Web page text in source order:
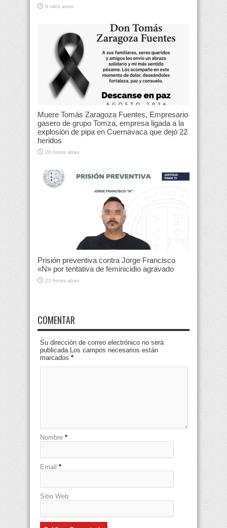
9 mins atras
Muere Tomás Zaragoza Fuentes, Empresario
gasero de grupo Tomza, empresa ligada a la
explosión de pipa en Cuernavaca que dejó 22
heridos
20 horas atras
Prisión preventiva contra Jorge Francisco
«N» por tentativa de feminicidio agravado
21 horas atras
COMENTAR
Su dirección de correo electrónico no será
publicada.Los campos necesarios están
marcados *
Nombre *
Email *
Sitio Web